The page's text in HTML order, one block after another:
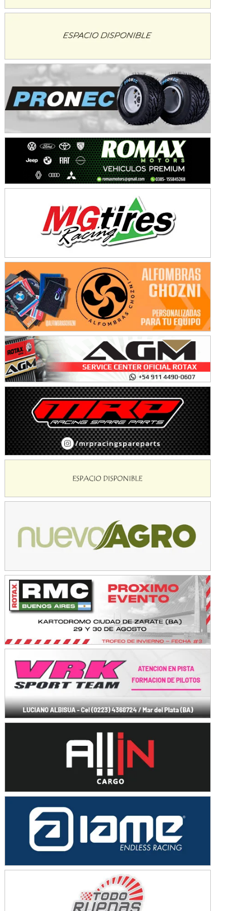
Trenque Lauquen (Buenos Aires)
Parque de la Velocidad (Asfalto)
Villaguay (Entre Ríos)
VICTORIENSE - F7
El Cerro (Tierra)
Victoria (Entre Ríos)
PATAGONICO - F6
Moto Club Reginense (Tierra)
Gral. E. Godoy (Río Negro)
CSK - F7
Juventud Unida (Tierra)
Humboldt (Santa Fe)
NORESTE SANTAFESINO - F6
Ciudad de Avellaneda (Asfalto)
Avellaneda (Santa Fe)
SUR SANTAFESINO - F4
José Samuel Sánchez (Tierra)
TUCUMANO - F5
Juan Navarro (Asfalto)
El Timbó (Tucumán)